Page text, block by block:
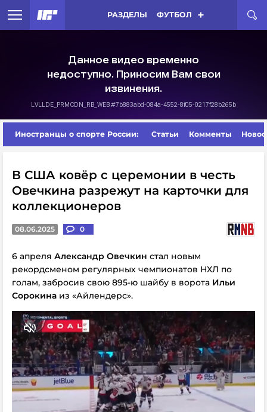
РАЗДЕЛЫ ФУТБОЛ
Иностранцы о спорте России: Статьи Комменты
В США ковёр с церемонии в честь
Овечкина разрежут на карточки для
коллекционеров
08.06.2025 0
6 апреля Александр Овечкин стал новым
рекордсменом регулярных чемпионатов НХЛ по
голам, забросив свою 895-ю шайбу в ворота Ильи
Сорокина из «Айлендерс».